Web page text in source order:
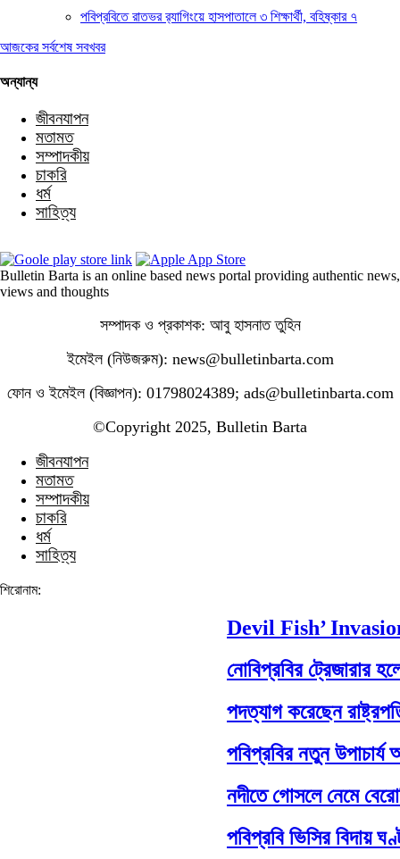
পবিপ্রবিতে রাতভর র‍্যাগিংয়ে হাসপাতালে ৩ শিক্ষার্থী, বহিষ্কার ৭
আজকের সর্বশেষ সবখবর
অন্যান্য
জীবনযাপন
মতামত
সম্পাদকীয়
চাকরি
ধর্ম
সাহিত্য
Bulletin Barta is an online based news portal providing authentic news,
views and thoughts
সম্পাদক ও প্রকাশক: আবু হাসনাত তুহিন
ইমেইল (নিউজরুম): news@bulletinbarta.com
ফোন ও ইমেইল (বিজ্ঞাপন): 01798024389; ads@bulletinbarta.com
©️Copyright 2025, Bulletin Barta
জীবনযাপন
মতামত
সম্পাদকীয়
চাকরি
ধর্ম
সাহিত্য
শিরোনাম:
Devil Fish’
নোবিপ্রবির ট্রেজারার
পদত্যাগ করেছেন রাষ্ট্রপতি
পবিপ্রবির নতুন
নদীতে গোসলে নেমে
পবিপ্রবি ভিসির বিদায়